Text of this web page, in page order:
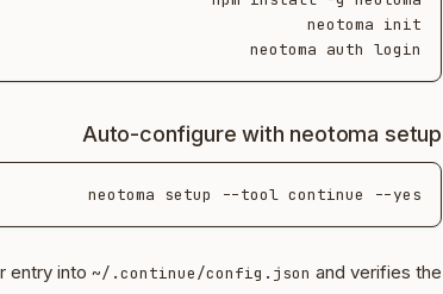
neotoma auth login
Auto-configure with neotoma setup
neotoma setup --tool continue --yes
entry into ~/.continue/config.json and verifies the